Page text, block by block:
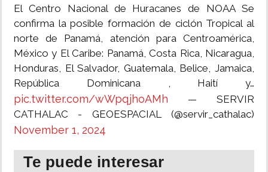
El Centro Nacional de Huracanes de NOAA Se
confirma la posible formación de ciclón Tropical al
norte de Panamá, atención para Centroamérica,
México y El Caribe: Panamá, Costa Rica, Nicaragua,
Honduras, El Salvador, Guatemala, Belice, Jamaica,
República Dominicana , Haití y…
pic.twitter.com/wWpqjhoAMh — SERVIR
CATHALAC - GEOESPACIAL (@servir_cathalac)
November 1, 2024
Te puede interesar